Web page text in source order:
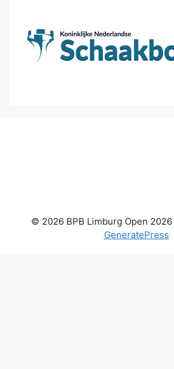
© 2026 BPB Limburg Open 2026
GeneratePress